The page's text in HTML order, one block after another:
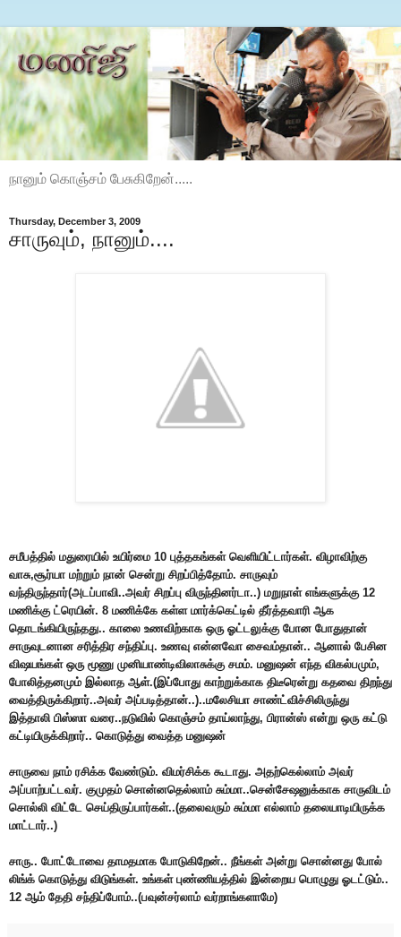
நானும் கொஞ்சம் பேசுகிறேன்.....
Thursday, December 3, 2009
சாருவும், நானும்....
சமீபத்தில் மதுரையில் உயிர்மை 10 புத்தகங்கள் வெளியிட்டார்கள். விழாவிற்கு
வாசு,சூர்யா மற்றும் நான் சென்று சிறப்பித்தோம். சாருவும்
வந்திருந்தார்(அடப்பாவி..அவர் சிறப்பு விருந்தினர்டா..) மறுநாள் எங்களுக்கு 12
மணிக்கு ட்ரெயின். 8 மணிக்கே கள்ள மார்க்கெட்டில் தீர்த்தவாரி ஆக
தொடங்கியிருந்தது.. காலை உணவிற்காக ஒரு ஓட்டலுக்கு போன போதுதான்
சாருவுடனான சரித்திர சந்திப்பு. உணவு என்னவோ சைவம்தான்.. ஆனால் பேசின
விஷயங்கள் ஒரு மூணு முனியாண்டிவிலாசுக்கு சமம். மனுஷன் எந்த விகல்பமும்,
போலித்தனமும் இல்லாத ஆள்.(இப்போது காற்றுக்காக திடீரென்று கதவை திறந்து
வைத்திருக்கிறார்..அவர் அப்படித்தான்..)..மலேசியா சாண்ட்விச்சிலிருந்து
இத்தாலி பிஸ்ஸா வரை..நடுவில் கொஞ்சம் தாய்லாந்து, பிரான்ஸ் என்று ஒரு கட்டு
கட்டியிருக்கிறார்.. கொடுத்து வைத்த மனுஷன்
சாருவை நாம் ரசிக்க வேண்டும். விமர்சிக்க கூடாது. அதற்கெல்லாம் அவர்
அப்பாற்பட்டவர். குமுதம் சொன்னதெல்லாம் சும்மா..சென்சேஷனுக்காக சாருவிடம்
சொல்லி விட்டே செய்திருப்பார்கள்..(தலைவரும் சும்மா எல்லாம் தலையாடியிருக்க
மாட்டார்..)
சாரு.. போட்டோவை தாமதமாக போடுகிறேன்.. நீங்கள் அன்று சொன்னது போல்
லிங்க் கொடுத்து விடுங்கள். உங்கள் புண்ணியத்தில் இன்றைய பொழுது ஓடட்டும்..
12 ஆம் தேதி சந்திப்போம்..(பவுன்சர்லாம் வர்றாங்களாமே)